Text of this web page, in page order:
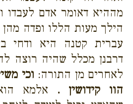
מההיא דאומר אדם לעבדו
הילך מעות הללו ופדה
עברית קטנה היא ודחי
דרבנן מכלל שהיה רוצה
לאחרים מן התורה: וכי
הוו קידושין . אלמא